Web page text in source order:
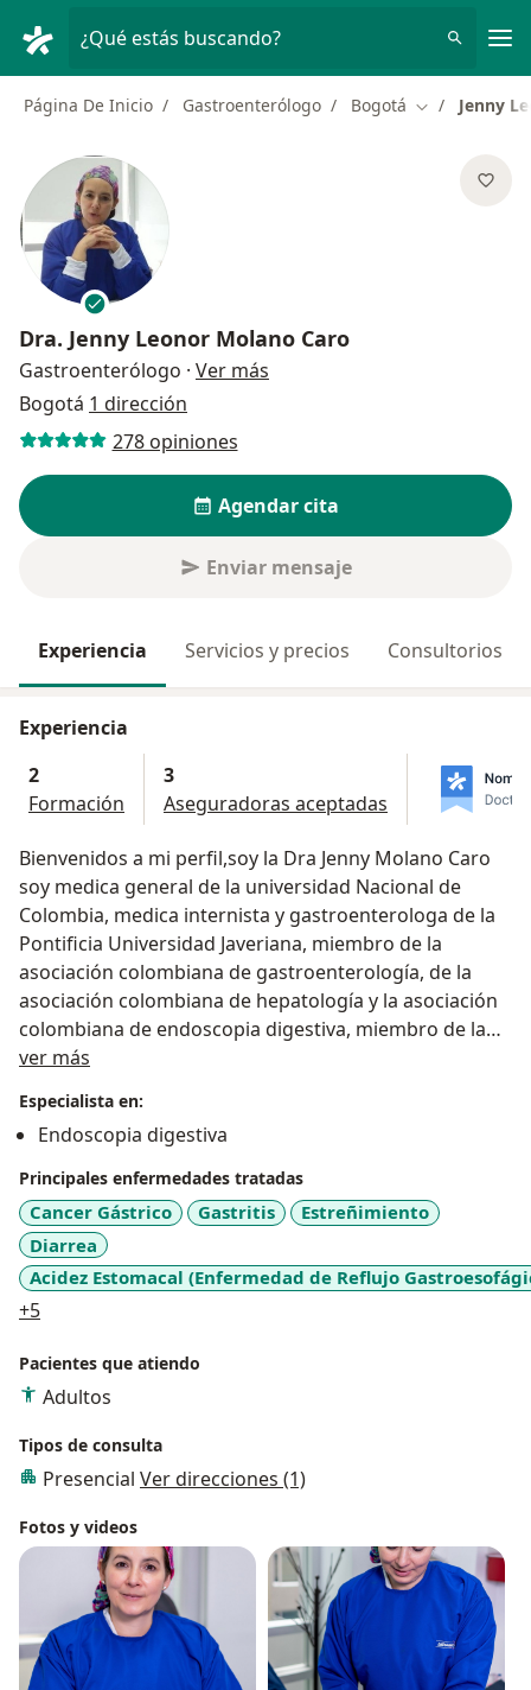
¿Qué estás buscando?
Página De Inicio Gastroenterólogo Bogotá Cambiar de
Jenny
Dra. Jenny Leonor Molano Caro
Gastroenterólogo · Ver más
Bogotá 1 dirección
278 opiniones
Agendar cita
Enviar mensaje
Experiencia Servicios y precios Consultorios
Experiencia
2
Formación
3
Aseguradoras aceptadas
Bienvenidos a mi perfil,soy la Dra Jenny Molano Caro
soy medica general de la universidad Nacional de
Colombia, medica internista y gastroenterologa de la
Pontificia Universidad Javeriana, miembro de la
asociación colombiana de gastroenterología, de la
asociación colombiana de hepatología y la asociación
colombiana de endoscopia digestiva, miembro de la
asociación americana de gastroenterología.
Mi consulta esta enfocada en ayudarte a tratar
patologías y sintomatologías gastrointestinales
brindándote acompañamiento para tu bienestar
utilizando equipamiento medico especializado en tu
tratamiento.
ver más
Especialista en:
Endoscopia digestiva
Principales enfermedades tratadas
Cancer Gástrico Gastritis
Estreñimiento
Diarrea
Acidez Estomacal (Enfermedad de Reflujo
+5a11y_sr_more_diseases
Pacientes que atiendo
Adultos
Tipos de consulta
Presencial Ver direcciones (1)
Fotos y videos